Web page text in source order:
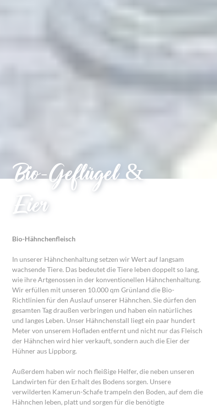
Bio-Geflügel &
Eier
Bio-Hähnchenfleisch
In unserer Hähnchenhaltung setzen wir Wert auf langsam
wachsende Tiere. Das bedeutet die Tiere leben doppelt so lang,
wie ihre Artgenossen in der konventionellen Hähnchenhaltung.
Wir erfüllen mit unseren 10.000 qm Grünland die Bio-
Richtlinien für den Auslauf unserer Hähnchen. Sie dürfen den
gesamten Tag draußen verbringen und haben ein natürliches
und langes Leben. Unser Hähnchenstall liegt ein paar hundert
Meter von unserem Hofladen entfernt und nicht nur das Fleisch
der Hähnchen wird hier verkauft, sondern auch die Eier der
Hühner aus Lippborg.
Außerdem haben wir noch fleißige Helfer, die neben unseren
Landwirten für den Erhalt des Bodens sorgen. Unsere
verwilderten Kamerun-Schafe trampeln den Boden, auf dem die
Hähnchen leben, platt und sorgen für die benötigte